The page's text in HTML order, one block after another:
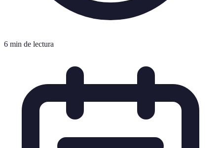
6 min de lectura